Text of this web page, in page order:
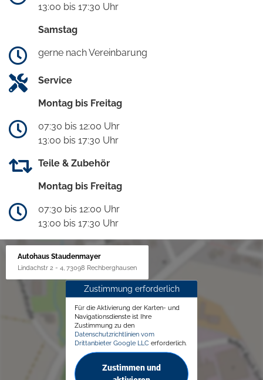
13:00 bis 17:30 Uhr
Samstag
gerne nach Vereinbarung
Service
Montag bis Freitag
07:30 bis 12:00 Uhr
13:00 bis 17:30 Uhr
Teile & Zubehör
Montag bis Freitag
07:30 bis 12:00 Uhr
13:00 bis 17:30 Uhr
Autohaus Staudenmayer
Lindachstr 2 - 4, 73098 Rechberghausen
Zustimmung erforderlich
Für die Aktivierung der Karten- und
Navigationsdienste ist Ihre
Zustimmung zu den
Datenschutzrichtlinien vom
Drittanbieter Google LLC erforderlich.
Zustimmen und